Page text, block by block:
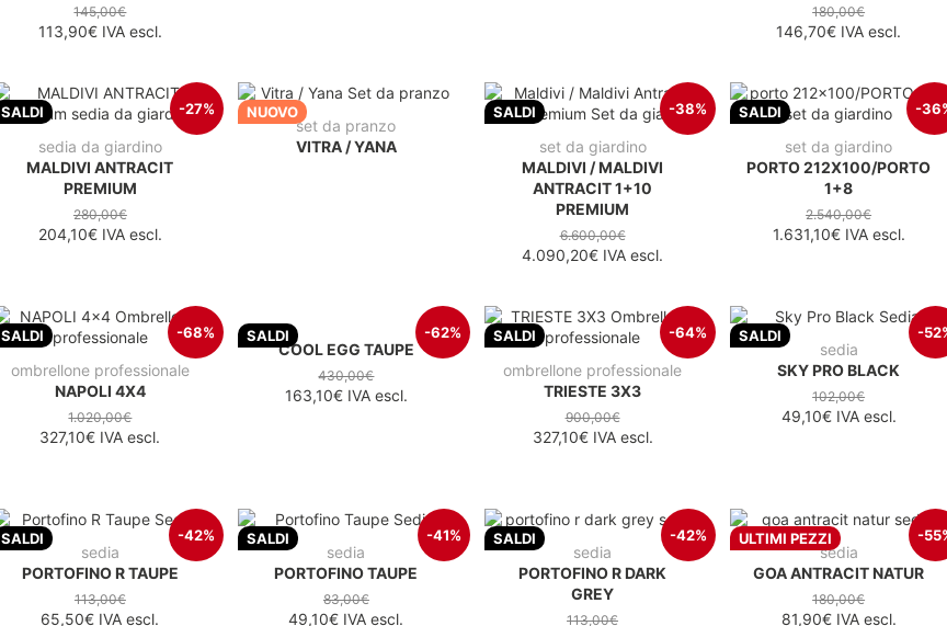
145,00€
113,90€IVA escl.
180,00€
146,70€ IVA escl.
SALDI -27%
sedia da giardino
MALDIVI ANTRACIT
PREMIUM
280,00€
204,10€IVA escl.
NUOVO
set da pranzo
VITRA / YANA
SALDI -38%
set da giardino
MALDIVI / MALDIVI
ANTRACIT 1+10
PREMIUM
6.600,00€
4.090,20€ IVA escl.
SALDI -
set da giardino
PORTO 212X100/PORTO
1+8
2.540,00€
1.631,10€IVA escl.
SALDI -68%
ombrellone professionale
NAPOLI 4X4
1.020,00€
327,10€ IVA escl.
SALDI -62%
COOL EGG TAUPE
430,00€
163,10€IVA escl.
SALDI -64%
ombrellone professionale
TRIESTE 3X3
900,00€
327,10€IVA escl.
SALDI -
sedia
SKY PRO BLACK
102,00€
49,10€IVA escl.
SALDI -42%
sedia
PORTOFINO R TAUPE
113,00€
65,50€ IVA escl.
SALDI -41%
sedia
PORTOFINO TAUPE
83,00€
49,10€ IVA escl.
SALDI -42%
sedia
PORTOFINO R DARK
GREY
113,00€
ULTIMI PEZZI -
sedia
GOA ANTRACIT NATUR
180,00€
81,90€IVA escl.